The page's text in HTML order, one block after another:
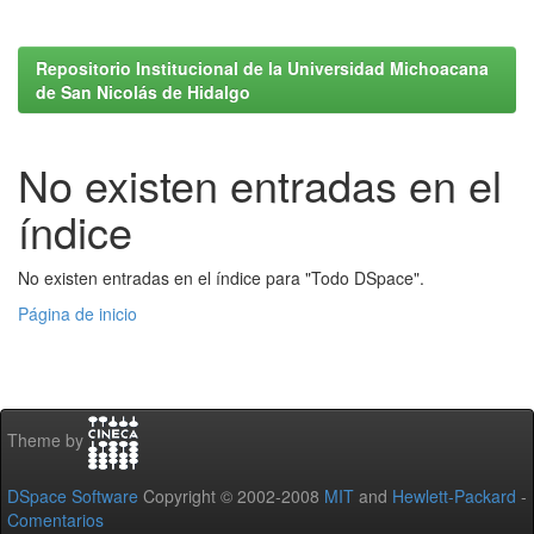
Repositorio Institucional de la Universidad Michoacana
de San Nicolás de Hidalgo
No existen entradas en el
índice
No existen entradas en el índice para "Todo DSpace".
Página de inicio
Theme by
DSpace Software Copyright © 2002-2008 MIT and Hewlett-Packard -
Comentarios